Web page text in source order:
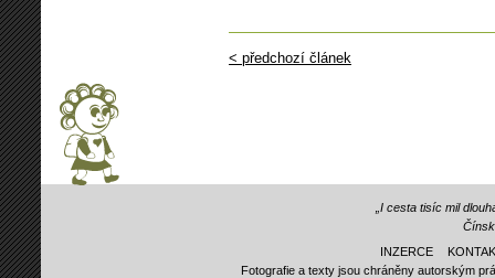
< předchozí článek
„I cesta tisíc mil
INZERCE
Fotografie a texty jsou chráněny autorským